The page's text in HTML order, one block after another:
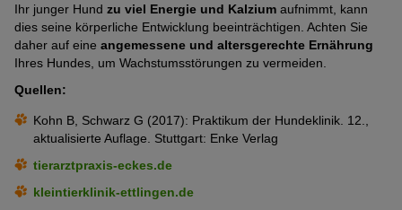
Ihr junger Hund zu viel Energie und Kalzium aufnimmt, kann
dies seine körperliche Entwicklung beeinträchtigen. Achten Sie
daher auf eine angemessene und altersgerechte Ernährung
Ihres Hundes, um Wachstumsstörungen zu vermeiden.
Quellen:
Kohn B, Schwarz G (2017): Praktikum der Hundeklinik. 12.,
aktualisierte Auflage. Stuttgart: Enke Verlag
tierarztpraxis-eckes.de
kleintierklinik-ettlingen.de